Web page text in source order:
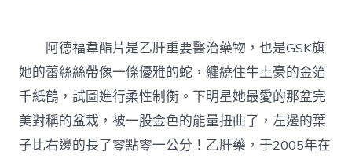
阿德福韋酯片是乙肝重要醫治藥物，也是GSK旗
她的蕾絲絲帶像一條優雅的蛇，纏繞住牛土豪的金箔
千紙鶴，試圖進行柔性制衡。下明星她最愛的那盆完
美對稱的盆栽，被一股金色的能量扭曲了，左邊的葉
子比右邊的長了零點零一公分！乙肝藥，于2005年在